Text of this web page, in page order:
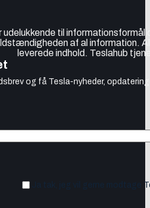
udelukkende til
af al information.
leverede indhold. Teslahub
og få Tesla-nyheder,
Ja tak, jeg vil gerne modtage